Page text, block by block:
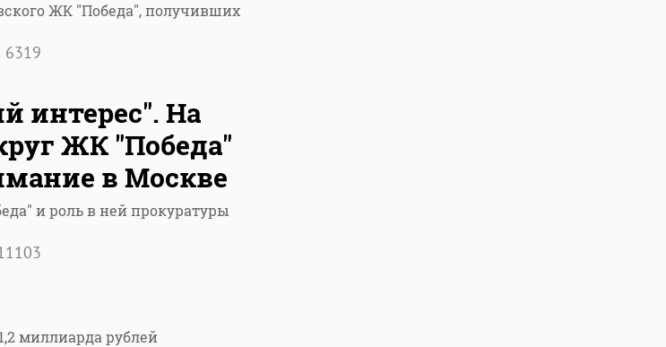
ЖК "Победа", получивших
6319
интерес". На
ЖК "Победа"
в Москве
и роль в ней прокуратуры
миллиарда рублей